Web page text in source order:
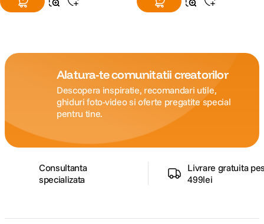
Alatura-te comunitatii creatorilor
Descopera inspiratie, recomandari utile,
ghiduri foto-video si oferte pregatite special
pentru tine.
Consultanta
specializata
Livrare gratuita
499lei